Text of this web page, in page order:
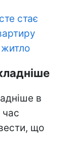
стає
в
час
що